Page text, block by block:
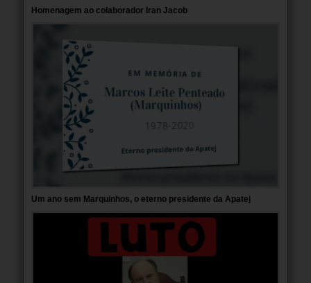
Homenagem ao colaborador Iran Jacob
Um ano sem Marquinhos, o eterno presidente da Apatej